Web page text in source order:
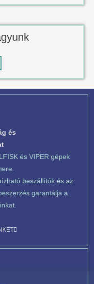
és
és VIPER gépek
beszállítók és az
garantálja a